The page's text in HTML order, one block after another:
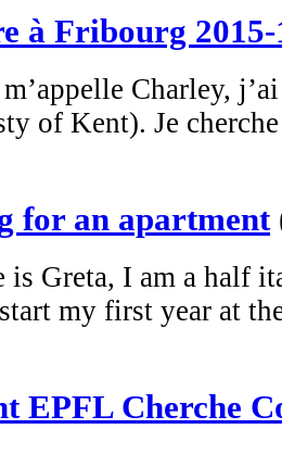
à Fribourg 2015-
Charley,
of Kent). Je
for an apartment
is Greta, I am a half
my first year at
EPFL Cherche